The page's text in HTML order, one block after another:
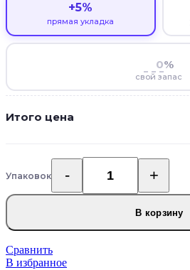
+5%
прямая укладка
%
свой запас
Итого цена
УпаковокКоличество
товара
Zeta
La
Casa
В корзину
Сравнить
В избранное